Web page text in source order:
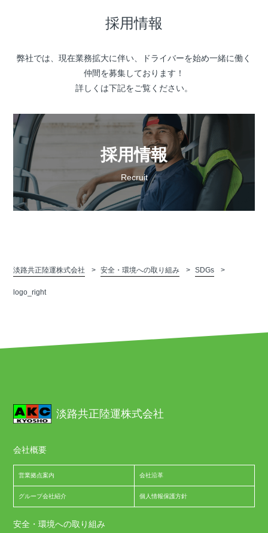
採用情報
弊社では、現在業務拡大に伴い、ドライバーを始め一緒に働く
仲間を募集しております！
詳しくは下記をご覧ください。
採用情報
Recruit
淡路共正陸運株式会社 安全・環境への取り組み SDGs
logo_right
淡路共正陸運株式会社
会社概要
営業拠点案内 会社沿革
グループ会社紹介 個人情報保護方針
安全・環境への取り組み